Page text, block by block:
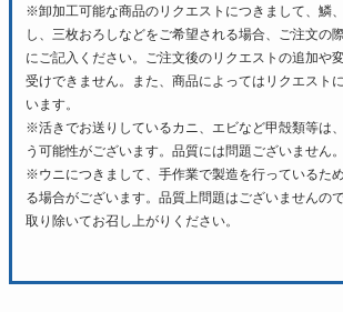
※卸加工可能な商品のリクエストにつきまして、鱗
し、三枚おろしなどをご希望される場合、ご注文の
にご記入ください。ご注文後のリクエストの追加や
受けできません。また、商品によってはリクエスト
います。
※活きでお送りしているカニ、エビなど甲殻類等は
う可能性がございます。品質には問題ございません。
※ウニにつきまして、手作業で製造を行っているた
る場合がございます。品質上問題はございませんの
取り除いてお召し上がりください。